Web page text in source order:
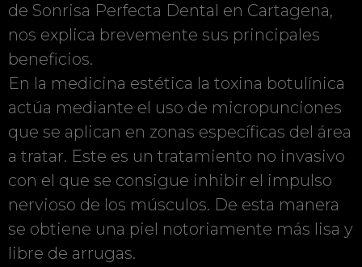
de Sonrisa Perfecta Dental en Cartagena,
nos explica brevemente sus principales
beneficios.
En la medicina estética la toxina botulínica
actúa mediante el uso de micropunciones
que se aplican en zonas específicas del área
a tratar. Este es un tratamiento no invasivo
con el que se consigue inhibir el impulso
nervioso de los músculos. De esta manera
se obtiene una piel notoriamente más lisa y
libre de arrugas.